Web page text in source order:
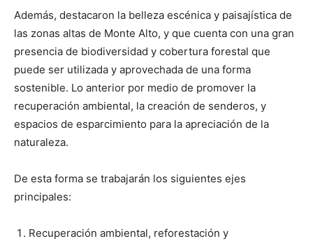
Además, destacaron la belleza escénica y paisajística de
las zonas altas de Monte Alto, y que cuenta con una gran
presencia de biodiversidad y cobertura forestal que
puede ser utilizada y aprovechada de una forma
sostenible. Lo anterior por medio de promover la
recuperación ambiental, la creación de senderos, y
espacios de esparcimiento para la apreciación de la
naturaleza.
De esta forma se trabajarán los siguientes ejes
principales:
Recuperación ambiental, reforestación y